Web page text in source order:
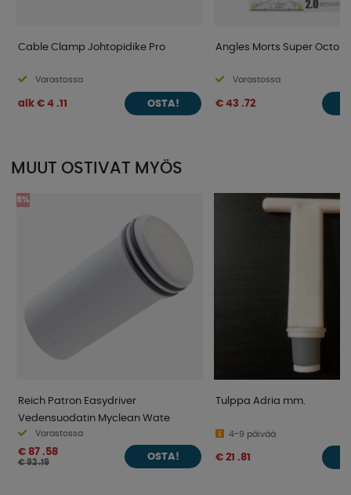
Cable Clamp Johtopidike Pro
Varastossa
alk € 4 .11 OSTA!
Angles Morts Super Octo
Varastossa
€ 43 .72
MUUT OSTIVAT MYÖS
5%
Reich Patron Easydriver
Vedensuodatin Myclean Wate
Varastossa
€ 87 .58
€ 92 .19
OSTA!
Tulppa Adria mm.
4-9 päivää
€ 21 .81